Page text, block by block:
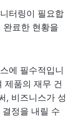
터링이 필요합
완료한 현황을
에 필수적입니
제품의 재무 건
, 비즈니스가 성
정을 내릴 수